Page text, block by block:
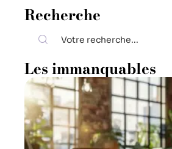
Recherche
Les immanquables